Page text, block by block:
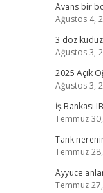
Avans bir
Ağustos 4,
3 doz kuduz
Ağustos 3,
2025 Açık
Ağustos 3,
İş Bankası
Temmuz
Tank
Temmuz
Ayyuce
Temmuz